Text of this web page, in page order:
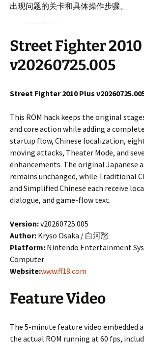
出现问题的关卡和具体操作步骤。
Street Fighter
v20260725.005
Street Fighter 2010 Plus
This ROM hack keeps the original
and core action while adding a
startup flow, Chinese localization,
moving attacks, Theater Mode, and
enhancements. The original Japanese
remains unchanged, while Traditional
and Simplified Chinese each receive
dialogue, and game-flow text.
Version:v20260725.005
Author: Kryso Osaka / 白河愁
Platform: Nintendo Entertainment
Computer
Website:www.ff18.com
Feature Video
The 5-minute feature video embedded
the actual ROM running at 60 fps,